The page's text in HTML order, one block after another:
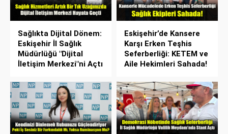
Sağlıkta Dijital Dönem:
Eskişehir İl Sağlık
Müdürlüğü "Dijital
İletişim Merkezi"ni Açtı
Eskişehir’de Kansere
Karşı Erken Teşhis
Seferberliği: KETEM ve
Aile Hekimleri Sahada!